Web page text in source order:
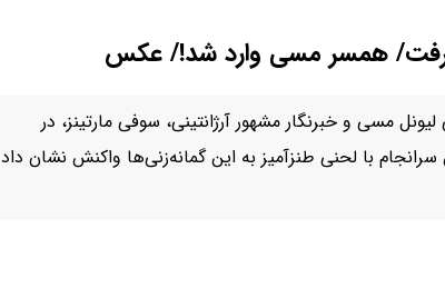
گرفت/ همسر مسی وارد شد!/ عکس
مسی و خبرنگار مشهور آرژانتینی، سوفی مارتینز، در
با لحنی طنزآمیز به این گمانه‌زنی‌ها واکنش نشان داد